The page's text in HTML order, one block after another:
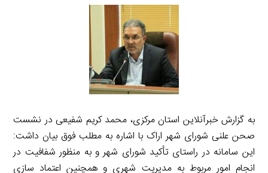
به گزارش خبرآنلاین استان مرکزی، محمد کریم شفیعی در نشست
صحن علنی شورای شهر اراک با اشاره به مطلب فوق بیان داشت:
این سامانه در راستای تأکید شورای شهر و به منظور شفافیت در
انجام امور مربوط به مدیریت شهری و همچنین اعتماد سازی